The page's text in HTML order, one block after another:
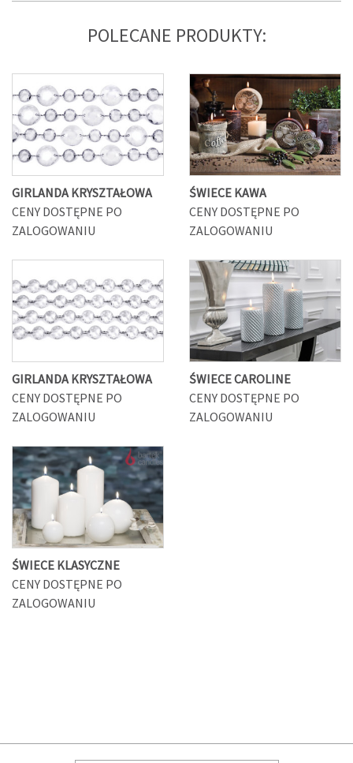
POLECANE PRODUKTY:
GIRLANDA KRYSZTAŁOWA
CENY DOSTĘPNE PO
ZALOGOWANIU
ŚWIECE KAWA
CENY DOSTĘPNE PO
ZALOGOWANIU
GIRLANDA KRYSZTAŁOWA
CENY DOSTĘPNE PO
ZALOGOWANIU
ŚWIECE CAROLINE
CENY DOSTĘPNE PO
ZALOGOWANIU
ŚWIECE KLASYCZNE
CENY DOSTĘPNE PO
ZALOGOWANIU